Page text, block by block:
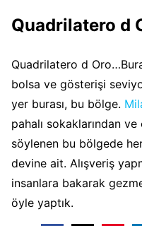
Quadrilatero d
Quadrilatero d
bolsa ve gösterişi
yer burası, bu bölge.
pahalı sokaklarından
söylenen bu bölgede
devine ait. Alışveriş
insanlara bakarak
öyle yaptık.